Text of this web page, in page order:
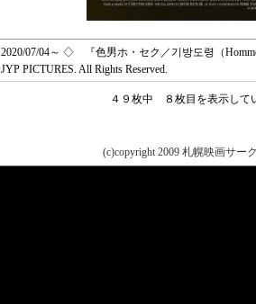
2020/07/04～ ◇ 『色男ホ・セク／기방도령（
JYP PICTURES. All Rights Reserved.
４９枚中 ８枚目を表示し
(c)copyright 2009 札幌映画サー